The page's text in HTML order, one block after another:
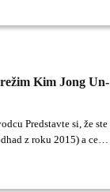
Kim Jong Un-
Predstavte si, že ste
z roku 2015) a celý
atómovej bomby a